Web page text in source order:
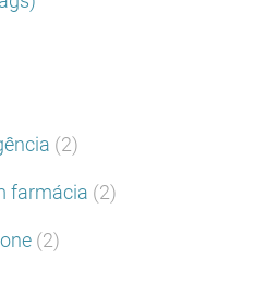
(2)
farmácia (2)
(2)